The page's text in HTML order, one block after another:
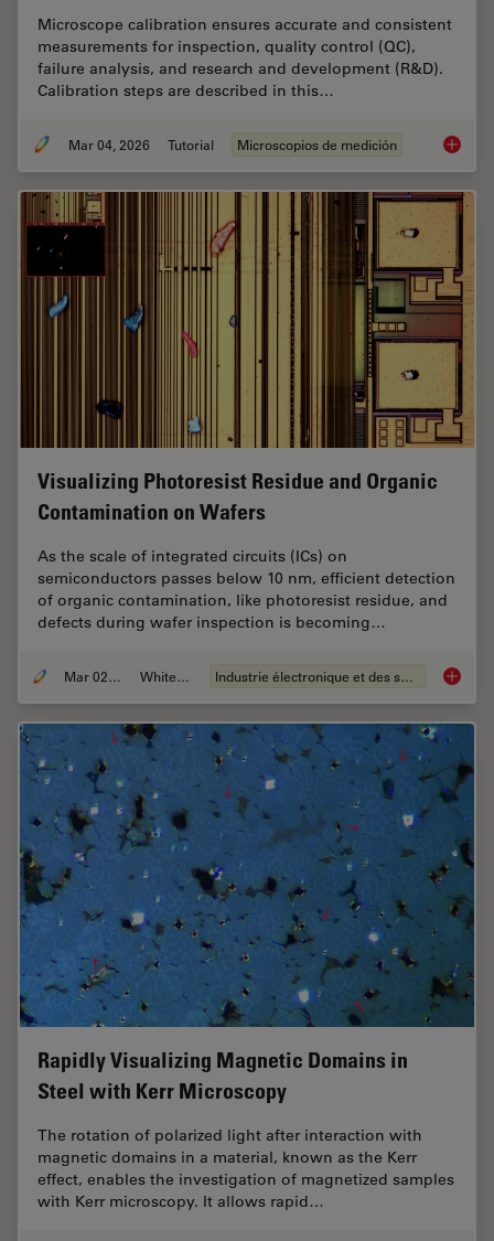
Microscope calibration ensures accurate and consistent
measurements for inspection, quality control (QC),
failure analysis, and research and development (R&D).
Calibration steps are described in this…
Mar 04, 2026 Tutorial Microscopios de medición
Visualizing Photoresist Residue and Organic
Contamination on Wafers
As the scale of integrated circuits (ICs) on
semiconductors passes below 10 nm, efficient detection
of organic contamination, like photoresist residue, and
defects during wafer inspection is becoming…
Mar 02, 2026 Whitepaper Industrie électronique et des semi-conducteurs
Rapidly Visualizing Magnetic Domains in
Steel with Kerr Microscopy
The rotation of polarized light after interaction with
magnetic domains in a material, known as the Kerr
effect, enables the investigation of magnetized samples
with Kerr microscopy. It allows rapid…